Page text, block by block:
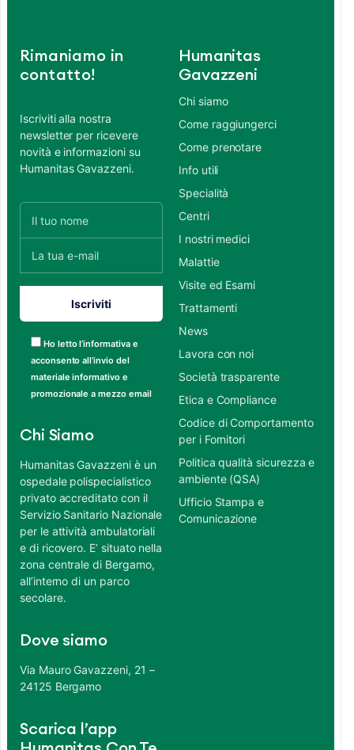
Rimaniamo in
contatto!
Iscriviti alla nostra
newsletter per ricevere
novità e informazioni su
Humanitas Gavazzeni.
Ho letto l’informativa e
acconsento all’invio del
materiale informativo e
promozionale a mezzo email
Chi Siamo
Humanitas Gavazzeni è un
ospedale polispecialistico
privato accreditato con il
Servizio Sanitario Nazionale
per le attività ambulatoriali
e di ricovero. E’ situato nella
zona centrale di Bergamo,
all’interno di un parco
secolare.
Dove siamo
Via Mauro Gavazzeni, 21 –
24125 Bergamo
Scarica l’app
Humanitas
Gavazzeni
Chi siamo
Come raggiungerci
Come prenotare
Info utili
Specialità
Centri
I nostri medici
Malattie
Visite ed Esami
Trattamenti
News
Lavora con noi
Società trasparente
Etica e Compliance
Codice di Comportamento
per i Fornitori
Politica qualità sicurezza e
ambiente (QSA)
Ufficio Stampa e
Comunicazione